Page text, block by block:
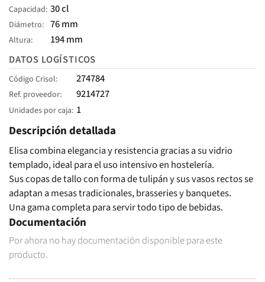
Capacidad 30 cl
Diámetro 76 mm
Altura
194 mm
DATOS LOGÍSTICOS
Código Crisol 274784
Ref. proveedor 9214727
Unidades por caja 1
Descripción detallada
Elisa combina elegancia y resistencia gracias a su vidrio
templado, ideal para el uso intensivo en hostelería.
Sus copas de tallo con forma de tulipán y sus vasos rectos se
adaptan a mesas tradicionales, brasseries y banquetes.
Una gama completa para servir todo tipo de bebidas.
Documentación
Por ahora no hay documentación disponible para este
producto.